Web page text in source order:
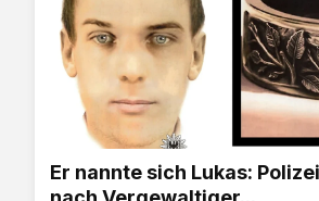
Er nannte sich Lukas: